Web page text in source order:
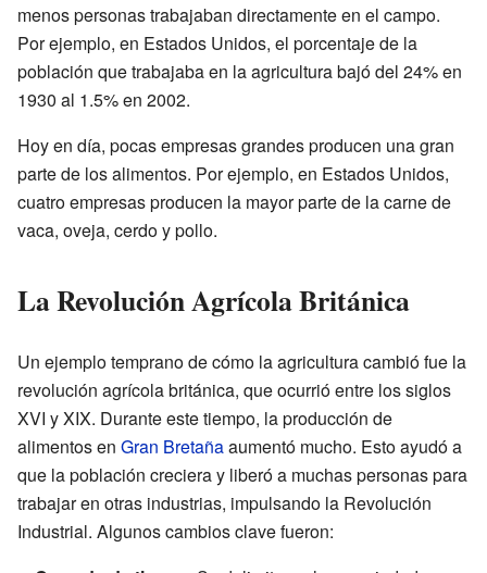
menos personas trabajaban directamente en el campo.
Por ejemplo, en Estados Unidos, el porcentaje de la
población que trabajaba en la agricultura bajó del 24% en
1930 al 1.5% en 2002.
Hoy en día, pocas empresas grandes producen una gran
parte de los alimentos. Por ejemplo, en Estados Unidos,
cuatro empresas producen la mayor parte de la carne de
vaca, oveja, cerdo y pollo.
La Revolución Agrícola Británica
Un ejemplo temprano de cómo la agricultura cambió fue la
revolución agrícola británica, que ocurrió entre los siglos
XVI y XIX. Durante este tiempo, la producción de
alimentos en Gran Bretañaaumentó mucho. Esto ayudó a
que la población creciera y liberó a muchas personas para
trabajar en otras industrias, impulsando la Revolución
Industrial. Algunos cambios clave fueron: